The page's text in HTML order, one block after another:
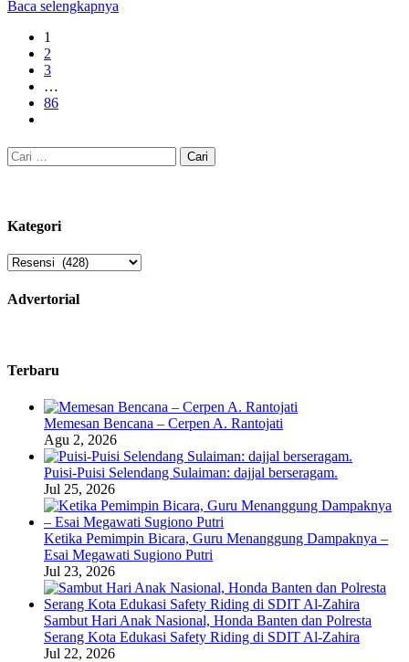
Baca selengkapnya
1
2
3
…
86
Cari
untuk:
Kategori
Kategori
Advertorial
Terbaru
Memesan Bencana – Cerpen A. Rantojati
Agu 2, 2026
Puisi-Puisi Selendang Sulaiman: dajjal berseragam.
Jul 25, 2026
Ketika Pemimpin Bicara, Guru Menanggung Dampaknya –
Esai Megawati Sugiono Putri
Jul 23, 2026
Sambut Hari Anak Nasional, Honda Banten dan Polresta
Serang Kota Edukasi Safety Riding di SDIT Al-Zahira
Jul 22, 2026